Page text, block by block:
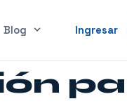
Blog Ingresar